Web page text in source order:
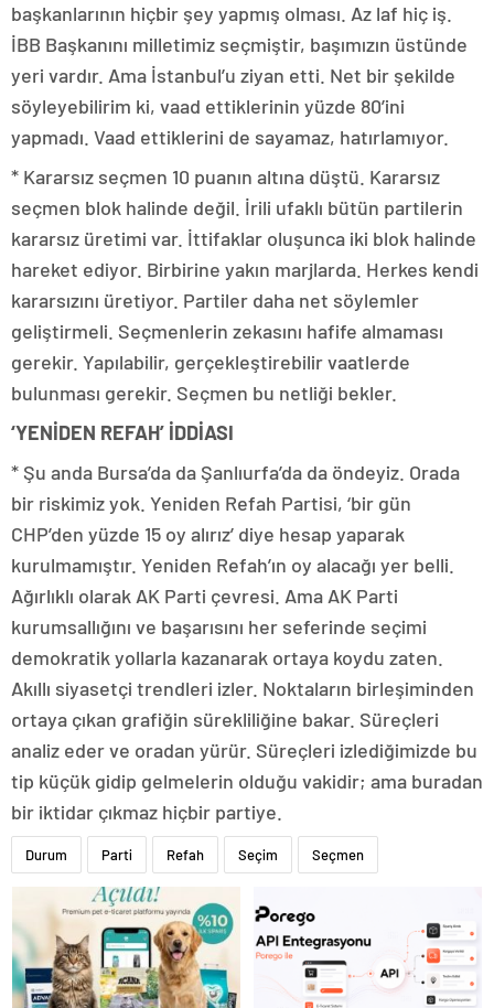
başkanlarının hiçbir şey yapmış olması. Az laf hiç iş.
İBB Başkanını milletimiz seçmiştir, başımızın üstünde
yeri vardır. Ama İstanbul’u ziyan etti. Net bir şekilde
söyleyebilirim ki, vaad ettiklerinin yüzde 80’ini
yapmadı. Vaad ettiklerini de sayamaz, hatırlamıyor.
* Kararsız seçmen 10 puanın altına düştü. Kararsız
seçmen blok halinde değil. İrili ufaklı bütün partilerin
kararsız üretimi var. İttifaklar oluşunca iki blok halinde
hareket ediyor. Birbirine yakın marjlarda. Herkes kendi
kararsızını üretiyor. Partiler daha net söylemler
geliştirmeli. Seçmenlerin zekasını hafife almaması
gerekir. Yapılabilir, gerçekleştirebilir vaatlerde
bulunması gerekir. Seçmen bu netliği bekler.
‘YENİDEN REFAH’ İDDİASI
* Şu anda Bursa’da da Şanlıurfa’da da öndeyiz. Orada
bir riskimiz yok. Yeniden Refah Partisi, ‘bir gün
CHP’den yüzde 15 oy alırız’ diye hesap yaparak
kurulmamıştır. Yeniden Refah’ın oy alacağı yer belli.
Ağırlıklı olarak AK Parti çevresi. Ama AK Parti
kurumsallığını ve başarısını her seferinde seçimi
demokratik yollarla kazanarak ortaya koydu zaten.
Akıllı siyasetçi trendleri izler. Noktaların birleşiminden
ortaya çıkan grafiğin sürekliliğine bakar. Süreçleri
analiz eder ve oradan yürür. Süreçleri izlediğimizde bu
tip küçük gidip gelmelerin olduğu vakidir; ama buradan
bir iktidar çıkmaz hiçbir partiye.
Durum Parti Refah Seçim Seçmen